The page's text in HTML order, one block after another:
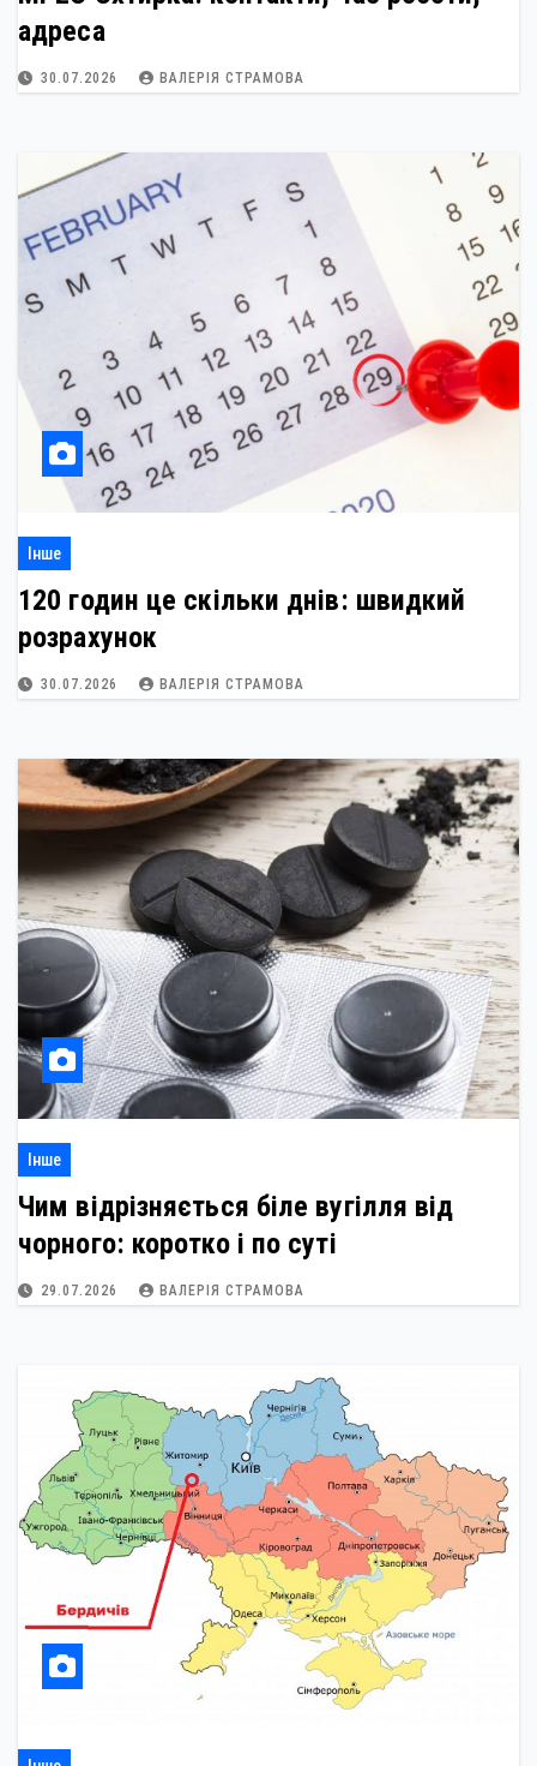
адреса
30.07.2026 ВАЛЕРІЯ СТРАМОВА
Інше
120 годин це скільки днів: швидкий
розрахунок
30.07.2026 ВАЛЕРІЯ СТРАМОВА
Інше
Чим відрізняється біле вугілля від
чорного: коротко і по суті
29.07.2026 ВАЛЕРІЯ СТРАМОВА